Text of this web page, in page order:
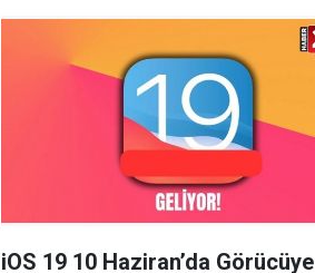
iOS 19 10 Haziran’da Görücüye